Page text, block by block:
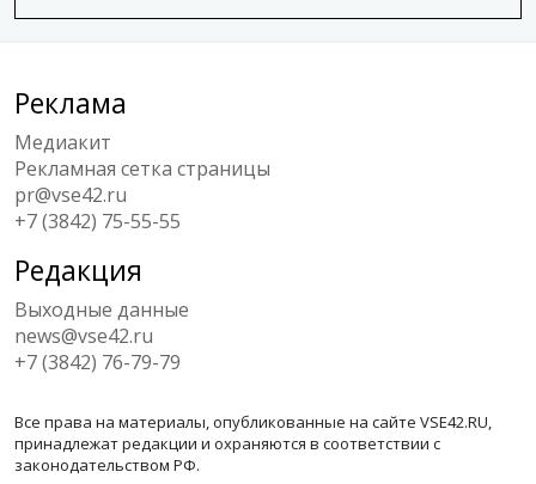
Реклама
Медиакит
Рекламная сетка страницы
pr@vse42.ru
+7 (3842) 75-55-55
Редакция
Выходные данные
news@vse42.ru
+7 (3842) 76-79-79
Все права на материалы, опубликованные на сайте VSE42.RU,
принадлежат редакции и охраняются в соответствии с
законодательством РФ.